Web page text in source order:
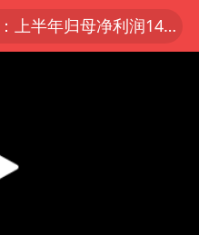
中巨芯：上半年归母净利润1405.77万元
高县4.9级地震致1死
一杯奶茶到底有多火